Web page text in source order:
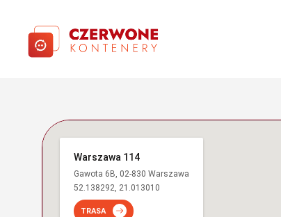
Warszawa 114
Gawota 6B, 02-830 Warszawa
52.138292, 21.013010
TRASA